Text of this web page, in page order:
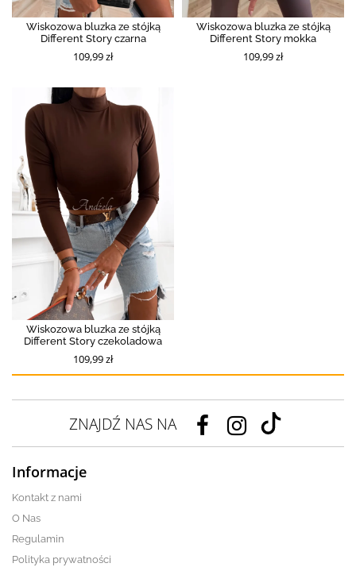
Wiskozowa bluzka ze stójką
Different Story czarna
109,99 zł
Wiskozowa bluzka ze stójką
Different Story mokka
109,99 zł
Wiskozowa bluzka ze stójką
Different Story czekoladowa
109,99 zł
ZNAJDŹ NAS NA
Informacje
Kontakt z nami
O Nas
Regulamin
Polityka prywatności